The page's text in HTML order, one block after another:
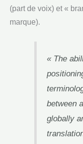
(part de voix) et «
marque).
« The
between
globally